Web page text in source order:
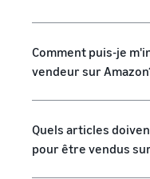
Comment puis-je
vendeur sur
Quels articles
pour être vendus